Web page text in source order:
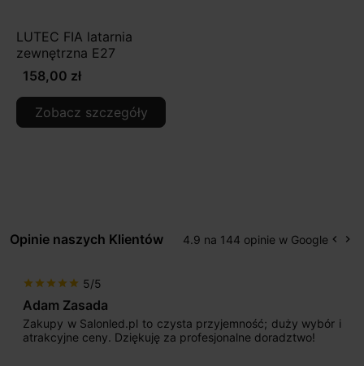
LUTEC FIA latarnia
zewnętrzna E27
158,00 zł
Zobacz szczegóły
Opinie naszych Klientów 4.9 na 144 opinie w Google keyboard_arrow_left keyboard_arrow_right
star star star star star 5/5
Adam Zasada
Zakupy w Salonled.pl to czysta przyjemność; duży wybór i
atrakcyjne ceny. Dziękuję za profesjonalne doradztwo!